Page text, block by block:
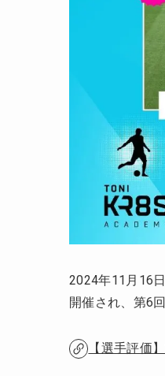
2024年11月16
開催され、第6
【選手評価